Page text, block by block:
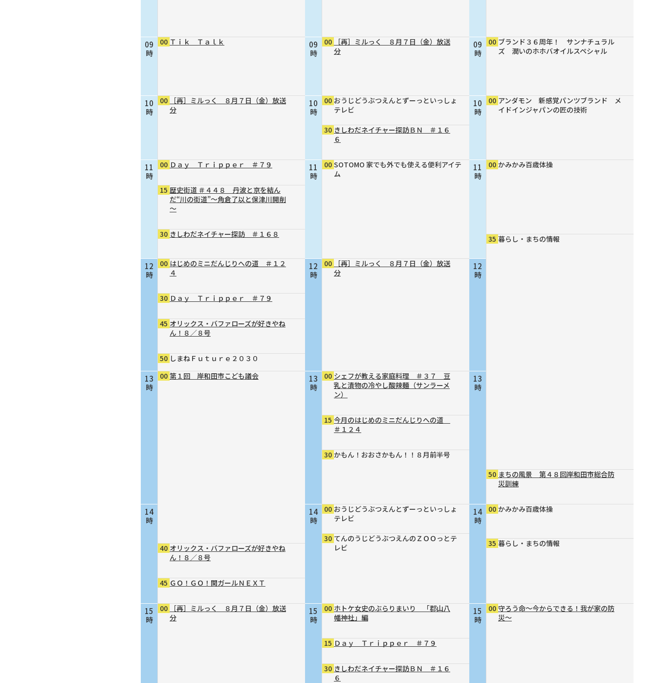
09
時
10
時
11
時
12
時
13
時
14
時
15
時
00 Ｔｉｋ Ｔａｌｋ
00
［再］ミルっく ８月７日（金）放送
分
00 Ｄａｙ Ｔｒｉｐｐｅｒ ＃７９
15 歴史街道 ＃４４８ 丹波と京を結ん
だ“川の街道”～角倉了以と保津川開削
～
30 きしわだネイチャー探訪 ＃１６８
00 はじめのミニだんじりへの道 ＃１２
４
30 Ｄａｙ Ｔｒｉｐｐｅｒ ＃７９
45 オリックス・バファローズが好きやね
ん！８／８号
50 しまねＦｕｔｕｒｅ２０３０
00 第１回 岸和田市こども議会
40 オリックス・バファローズが好きやね
ん！８／８号
45 ＧＯ！ＧＯ！関ガールＮＥＸＴ
00
［再］ミルっく ８月７日（金）放送
分
09
時
10
時
11
時
12
時
13
時
14
時
15
時
00
［再］ミルっく ８月７日（金）放送
分
00 おうじどうぶつえんとずーっといっしょ
テレビ
30 きしわだネイチャー探訪ＢＮ ＃１６
６
00 SOTOMO 家でも外でも使える便利アイテ
ム
00
［再］ミルっく ８月７日（金）放送
分
00 シェフが教える家庭料理 ＃３７ 豆
乳と漬物の冷やし酸辣麺（サンラーメ
ン）
15 今月のはじめのミニだんじりへの道
＃１２４
30 かもん！おおさかもん！！８月前半号
00 おうじどうぶつえんとずーっといっしょ
テレビ
30 てんのうじどうぶつえんのＺＯＯっとテ
レビ
00 ホトケ女史のぶらりまいり 「郡山八
幡神社」編
15 Ｄａｙ Ｔｒｉｐｐｅｒ ＃７９
30 きしわだネイチャー探訪ＢＮ ＃１６
６
09
時
10
時
11
時
12
時
13
時
14
時
15
時
00 ブランド３６周年！ サンナチュラル
ズ 潤いのホホバオイルスペシャル
00 アンダモン 新感覚パンツブランド メ
イドインジャパンの匠の技術
00 かみかみ百歳体操
35 暮らし・まちの情報
50 まちの風景 第４８回岸和田市総合防
災訓練
00 かみかみ百歳体操
35 暮らし・まちの情報
00 守ろう命～今からできる！我が家の防
災～